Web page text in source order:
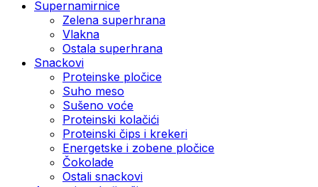
Supernamirnice
Zelena superhrana
Vlakna
Ostala superhrana
Snackovi
Proteinske pločice
Suho meso
Sušeno voće
Proteinski kolačići
Proteinski čips i krekeri
Energetske i zobene pločice
Čokolade
Ostali snackovi